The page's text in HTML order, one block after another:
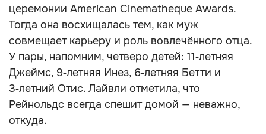
церемонии American Cinematheque Awards.
Тогда она восхищалась тем, как муж
совмещает карьеру и роль вовлечённого отца.
У пары, напомним, четверо детей: 11‑летняя
Джеймс, 9‑летняя Инез, 6‑летняя Бетти и
3‑летний Отис. Лайвли отметила, что
Рейнольдс всегда спешит домой — неважно,
откуда.